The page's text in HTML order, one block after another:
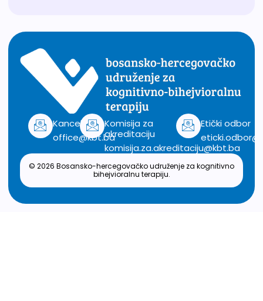
Kancelarija
office@kbt.ba
Komisija za
akreditaciju
komisija.za.akreditaciju@kbt.ba
Etički odbor
© 2026 Bosansko-hercegovačko udruženje za kognitivno
bihejvioralnu terapiju.